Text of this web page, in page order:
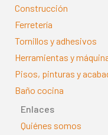
Construcción
Ferretería
Tornillos y adhesivos
Herramientas y
Pisos, pinturas y
Baño cocina
Enlaces
Quiénes somos